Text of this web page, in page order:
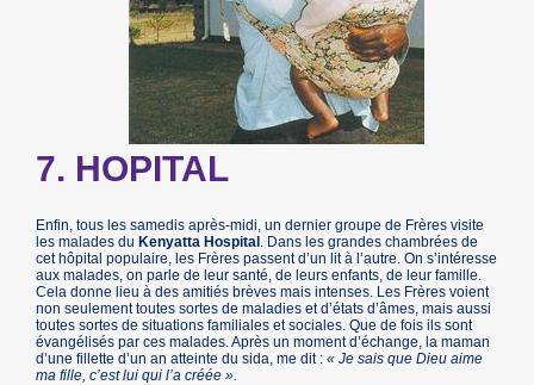
7. HOPITAL
Enfin, tous les samedis après-midi, un dernier groupe de Frères visite
les malades duKenyatta Hospital . Dans les grandes chambrées de
cet hôpital populaire, les Frères passent d’un lit à l’autre. On s’intéresse
aux malades, on parle de leur santé, de leurs enfants, de leur famille.
Cela donne lieu à des amitiés brèves mais intenses. Les Frères voient
non seulement toutes sortes de maladies et d’états d’âmes, mais aussi
toutes sortes de situations familiales et sociales. Que de fois ils sont
évangélisés par ces malades. Après un moment d’échange, la maman
d’une fillette d’un an atteinte du sida, me dit :« Je sais que Dieu aime
ma fille, c’est lui qui l’a créée ».